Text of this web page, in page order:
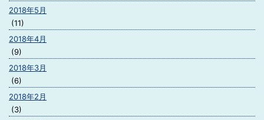
2018年5月
(11)
2018年4月
(9)
2018年3月
(6)
2018年2月
(3)